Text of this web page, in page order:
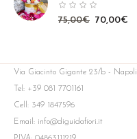
75,00€ 70,00€
Via Giacinto Gigante 23/b - Napoli
Tel: +39 081 7701161
Cell: 349 1847596
Email: info@diguidafiori.it